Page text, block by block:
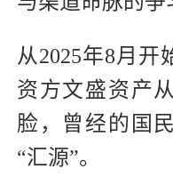
从2025年8月开
资方文盛资产
脸，曾经的国
“汇源”。